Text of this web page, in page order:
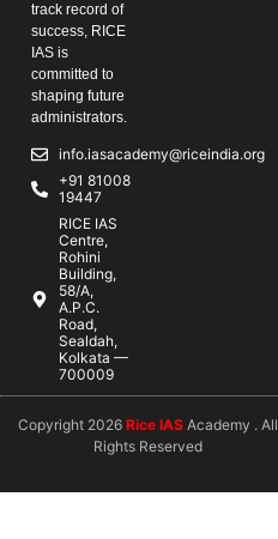
track record of
success, RICE
IAS is
committed to
shaping future
administrators.
info.iasacademy@riceindia.org
+91 81008
19447
RICE IAS
Centre,
Rohini
Building,
58/A,
A.P.C.
Road,
Sealdah,
Kolkata —
700009
Copyright 2026Rice IAS Academy . All
Rights Reserved